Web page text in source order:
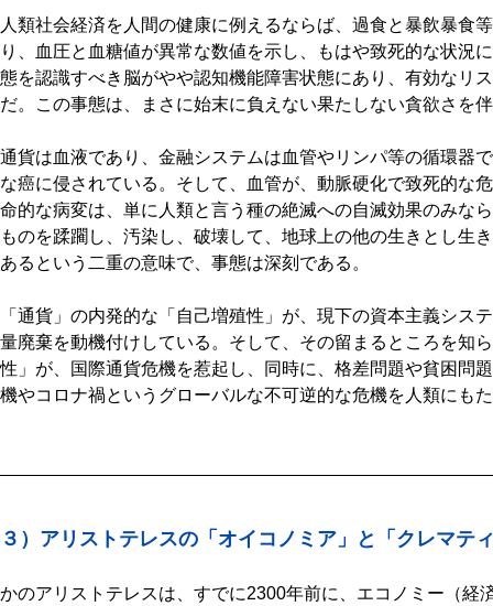
人類社会経済を人間の健康に例えるならば、過食と暴飲暴食
り、血圧と血糖値が異常な数値を示し、もはや致死的な状況
態を認識すべき脳がやや認知機能障害状態にあり、有効なリ
だ。この事態は、まさに始末に負えない果たしない貪欲さを
通貨は血液であり、金融システムは血管やリンパ等の循環器
な癌に侵されている。そして、血管が、動脈硬化で致死的な
命的な病変は、単に人類と言う種の絶滅への自滅効果のみな
ものを蹂躙し、汚染し、破壊して、地球上の他の生きとし生
あるという二重の意味で、事態は深刻である。
「通貨」の内発的な「自己増殖性」が、現下の資本主義シス
量廃棄を動機付けしている。そして、その留まるところを知
性」が、国際通貨危機を惹起し、同時に、格差問題や貧困問
機やコロナ禍というグローバルな不可逆的な危機を人類にも
３）アリストテレスの「オイコノミア」と「クレマテ
かのアリストテレスは、すでに2300年前に、エコノミー（経